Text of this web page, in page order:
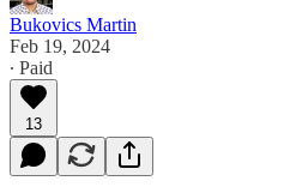
Bukovics Martin
Feb 19, 2024
∙ Paid
13